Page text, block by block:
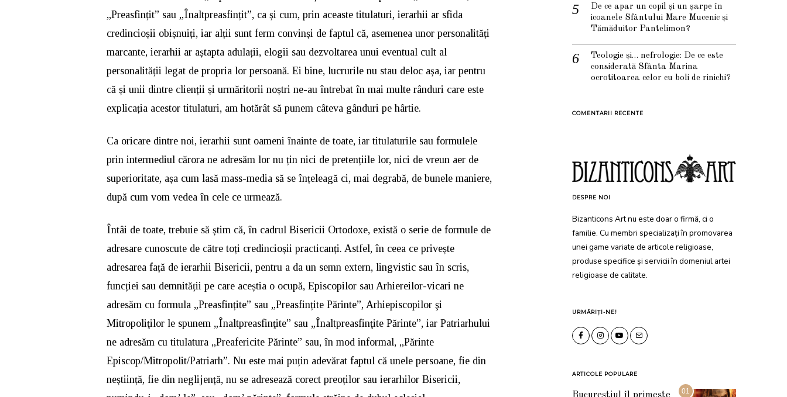
„Preasfințit” sau „Înaltpreasfințit”, ca și cum, prin aceaste titulaturi, ierarhii ar sfida
credincioșii obișnuiți, iar alții sunt ferm convinși de faptul că, asemenea unor personalități
marcante, ierarhii ar aștapta adulații, elogii sau dezvoltarea unui eventual cult al
personalității legat de propria lor persoană. Ei bine, lucrurile nu stau deloc așa, iar pentru
că și unii dintre clienții și urmăritorii noștri ne-au întrebat în mai multe rânduri care este
explicația acestor titulaturi, am hotărât să punem câteva gânduri pe hârtie.
Ca oricare dintre noi, ierarhii sunt oameni înainte de toate, iar titulaturile sau formulele
prin intermediul cărora ne adresăm lor nu țin nici de pretențiile lor, nici de vreun aer de
superioritate, așa cum lasă mass-media să se înțeleagă ci, mai degrabă, de bunele maniere,
după cum vom vedea în cele ce urmează.
Întâi de toate, trebuie să știm că, în cadrul Bisericii Ortodoxe, există o serie de formule de
adresare cunoscute de către toți credincioșii practicanți. Astfel, în ceea ce privește
adresarea față de ierarhii Bisericii, pentru a da un semn extern, lingvistic sau în scris,
funcției sau demnității pe care aceștia o ocupă, Episcopilor sau Arhiereilor-vicari ne
adresăm cu formula „Preasfințite” sau „Preasfințite Părinte”, Arhiepiscopilor şi
Mitropoliţilor le spunem „Înaltpreasfinţite” sau „Înaltpreasfinţite Părinte”, iar Patriarhului
ne adresăm cu titulatura „Preafericite Părinte” sau, în mod informal, „Părinte
Episcop/Mitropolit/Patriarh”. Nu este mai puțin adevărat faptul că unele persoane, fie din
neștiință, fie din neglijență, nu se adresează corect preoților sau ierarhilor Bisericii,
De ce apar un copil și un șarpe în
icoanele Sfântului Mare Mucenic și
Tămăduitor Pantelimon?
Teologie și… nefrologie: De ce este
considerată Sfânta Marina
ocrotitoarea celor cu boli de rinichi?
COMENTARII RECENTE
DESPRE NOI
Bizanticons Art nu este doar o firmă, ci o
familie. Cu membri specializați în promovarea
unei game variate de articole religioase,
produse specifice și servicii în domeniul artei
religioase de calitate.
URMĂRIȚI-NE!
ARTICOLE POPULARE
01
Bucureștiul îl primește